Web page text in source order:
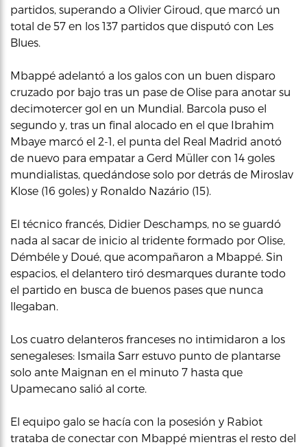
partidos, superando a Olivier Giroud, que marcó un
total de 57 en los 137 partidos que disputó con Les
Blues.
Mbappé adelantó a los galos con un buen disparo
cruzado por bajo tras un pase de Olise para anotar su
decimotercer gol en un Mundial. Barcola puso el
segundo y, tras un final alocado en el que Ibrahim
Mbaye marcó el 2-1, el punta del Real Madrid anotó
de nuevo para empatar a Gerd Müller con 14 goles
mundialistas, quedándose solo por detrás de Miroslav
Klose (16 goles) y Ronaldo Nazário (15).
El técnico francés, Didier Deschamps, no se guardó
nada al sacar de inicio al tridente formado por Olise,
Démbéle y Doué, que acompañaron a Mbappé. Sin
espacios, el delantero tiró desmarques durante todo
el partido en busca de buenos pases que nunca
llegaban.
Los cuatro delanteros franceses no intimidaron a los
senegaleses: Ismaila Sarr estuvo punto de plantarse
solo ante Maignan en el minuto 7 hasta que
Upamecano salió al corte.
El equipo galo se hacía con la posesión y Rabiot
trataba de conectar con Mbappé mientras el resto del